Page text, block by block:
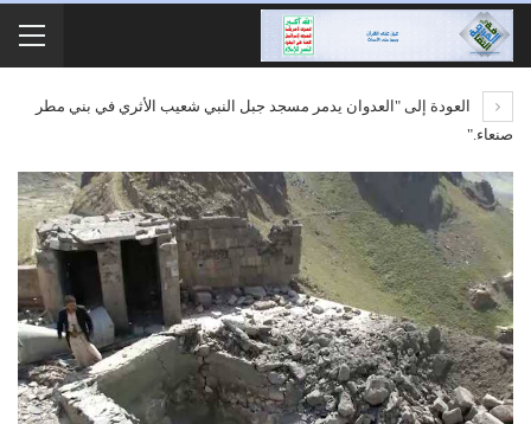
العودة إلى "العدوان يدمر مسجد جبل النبي شعيب الأثري في بني مطر
صنعاء."